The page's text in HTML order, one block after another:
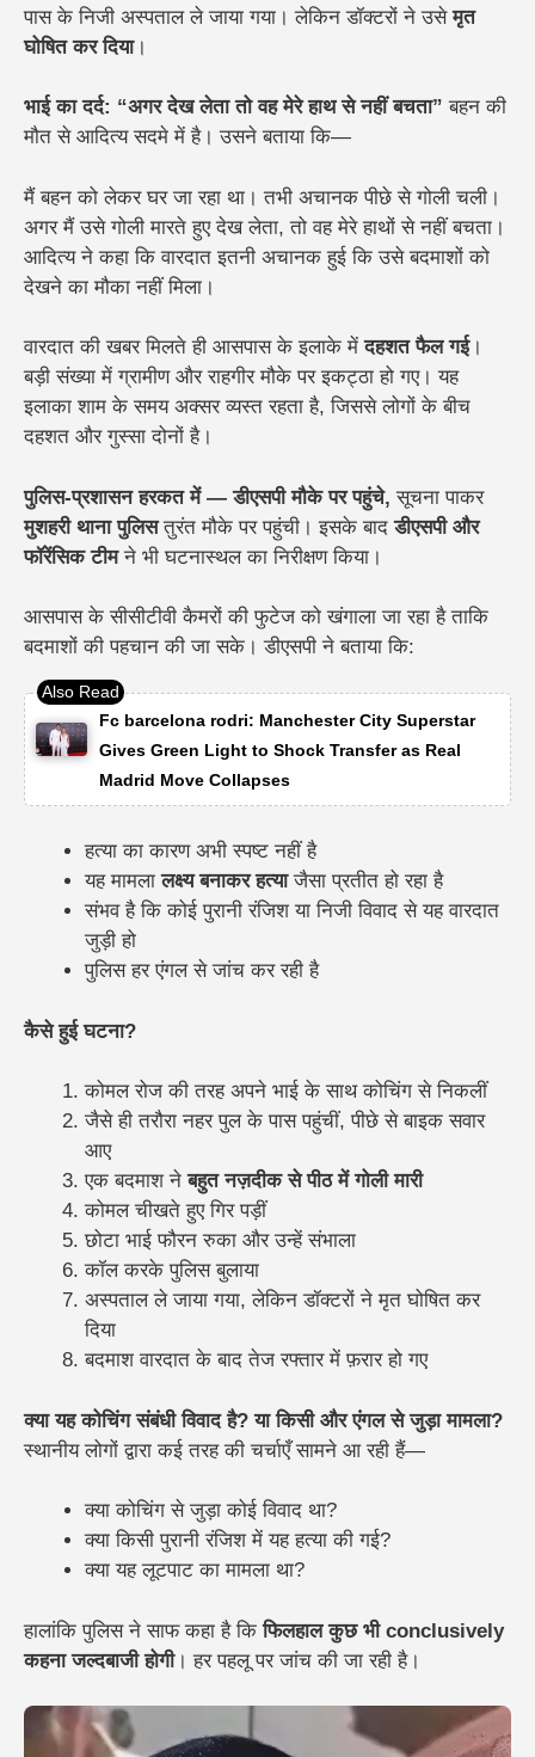
पास के निजी अस्पताल ले जाया गया। लेकिन डॉक्टरों ने उसेमृत
घोषित कर दिया।
भाई का दर्द: “अगर देख लेता तो वह मेरे हाथ से नहीं बचता”बहन की
मौत से आदित्य सदमे में है। उसने बताया कि—
मैं बहन को लेकर घर जा रहा था। तभी अचानक पीछे से गोली चली।
अगर मैं उसे गोली मारते हुए देख लेता, तो वह मेरे हाथों से नहीं बचता।
आदित्य ने कहा कि वारदात इतनी अचानक हुई कि उसे बदमाशों को
देखने का मौका नहीं मिला।
वारदात की खबर मिलते ही आसपास के इलाके मेंदहशत फैल गई।
बड़ी संख्या में ग्रामीण और राहगीर मौके पर इकट्ठा हो गए। यह
इलाका शाम के समय अक्सर व्यस्त रहता है, जिससे लोगों के बीच
दहशत और गुस्सा दोनों है।
पुलिस-प्रशासन हरकत में — डीएसपी मौके पर पहुंचे,सूचना पाकर
मुशहरी थाना पुलिसतुरंत मौके पर पहुंची। इसके बादडीएसपी और
फॉरेंसिक टीमने भी घटनास्थल का निरीक्षण किया।
आसपास के सीसीटीवी कैमरों की फुटेज को खंगाला जा रहा है ताकि
बदमाशों की पहचान की जा सके।डीएसपी ने बताया कि:
Fc barcelona rodri: Manchester City Superstar
Gives Green Light to Shock Transfer as Real
Madrid Move Collapses
हत्या का कारण अभी स्पष्ट नहीं है
यह मामलालक्ष्य बनाकर हत्याजैसा प्रतीत हो रहा है
संभव है कि कोई पुरानी रंजिश या निजी विवाद से यह वारदात
जुड़ी हो
पुलिस हर एंगल से जांच कर रही है
कैसे हुई घटना?
कोमल रोज की तरह अपने भाई के साथ कोचिंग से निकलीं
जैसे ही तरौरा नहर पुल के पास पहुंचीं, पीछे से बाइक सवार
आए
एक बदमाश नेबहुत नज़दीक से पीठ में गोली मारी
कोमल चीखते हुए गिर पड़ीं
छोटा भाई फौरन रुका और उन्हें संभाला
कॉल करके पुलिस बुलाया
अस्पताल ले जाया गया, लेकिन डॉक्टरों ने मृत घोषित कर
दिया
बदमाश वारदात के बाद तेज रफ्तार में फ़रार हो गए
क्या यह कोचिंग संबंधी विवाद है? या किसी और एंगल से जुड़ा मामला?
स्थानीय लोगों द्वारा कई तरह की चर्चाएँ सामने आ रही हैं—
क्या कोचिंग से जुड़ा कोई विवाद था?
क्या किसी पुरानी रंजिश में यह हत्या की गई?
क्या यह लूटपाट का मामला था?
हालांकि पुलिस ने साफ कहा है किफिलहाल कुछ भी conclusively
कहना जल्दबाजी होगी। हर पहलू पर जांच की जा रही है।